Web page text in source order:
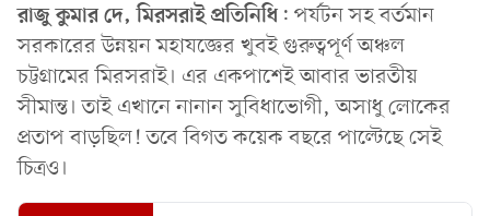
রাজুকুমারদে, মিরসরাইপ্রতিনিধি : পর্যটন সহ বর্তমান
সরকারের উন্নয়ন মহাযজ্ঞের খুবই গুরুত্বপূর্ণ অঞ্চল
চট্টগ্রামের মিরসরাই। এর একপাশেই আবার ভারতীয়
সীমান্ত। তাই এখানে নানান সুবিধাভোগী, অসাধু লোকের
প্রতাপ বাড়ছিল! তবে বিগত কয়েক বছরে পাল্টেছে সেই
চিত্রও।